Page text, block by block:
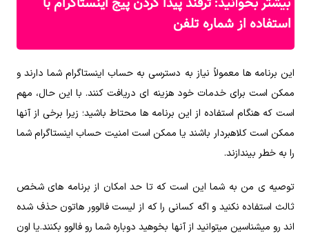
استفاده از شماره تلفن
این برنامه ها معمولاً نیاز به دسترسی به حساب اینستاگرام شما دارند و
ممکن است برای خدمات خود هزینه ای دریافت کنند. با این حال، مهم
است که هنگام استفاده از این برنامه ها محتاط باشید؛ زیرا برخی از آنها
ممکن است کلاهبردار باشند یا ممکن است امنیت حساب اینستاگرام شما
را به خطر بیندازند.
توصیه ی من به شما این است که تا حد امکان از برنامه های شخص
ثالث استفاده نکنید و اگه کسانی را که از لیست فالوور هاتون حذف شده
اند رو میشناسین میتوانید از آنها بخوهید دوباره شما رو فالوو بکنند.یا اون